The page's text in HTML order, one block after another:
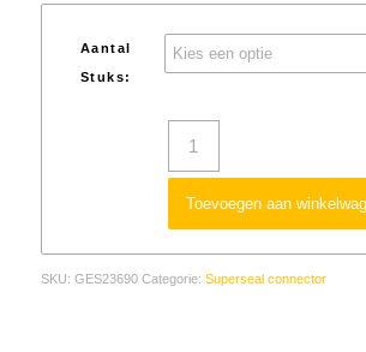
Aantal
Stuks:
Toevoegen aan
SKU: GES23690 Categorie: Superseal connector